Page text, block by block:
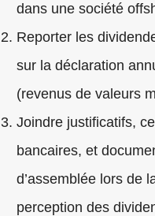
dans une société
Reporter les
sur la déclaration
(revenus de valeurs
Joindre justificatifs,
bancaires, et
d’assemblée lors de
perception des